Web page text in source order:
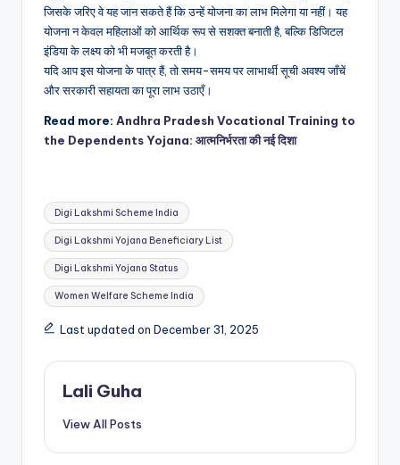
जिसके जरिए वे यह जान सकते हैं कि उन्हें योजना का लाभ मिलेगा या नहीं। यह
योजना न केवल महिलाओं को आर्थिक रूप से सशक्त बनाती है, बल्कि डिजिटल
इंडिया के लक्ष्य को भी मजबूत करती है।
यदि आप इस योजना के पात्र हैं, तो समय-समय पर लाभार्थी सूची अवश्य जाँचें
और सरकारी सहायता का पूरा लाभ उठाएँ।
Read more: Andhra Pradesh Vocational Training to
the Dependents Yojana: आत्मनिर्भरता की नई दिशा
Tags:
Digi Lakshmi Scheme India
Digi Lakshmi Yojana Beneficiary List
Digi Lakshmi Yojana Status
Women Welfare Scheme India
Last updated on December 31, 2025
Lali Guha
View All Posts